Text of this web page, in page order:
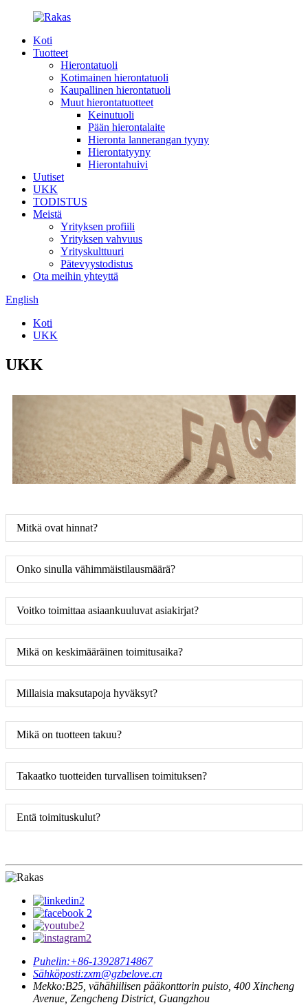
Koti
Tuotteet
Hierontatuoli
Kotimainen hierontatuoli
Kaupallinen hierontatuoli
Muut hierontatuotteet
Keinutuoli
Pään hierontalaite
Hieronta lannerangan tyyny
Hierontatyyny
Hierontahuivi
Uutiset
UKK
TODISTUS
Meistä
Yrityksen profiili
Yrityksen vahvuus
Yrityskulttuuri
Pätevyystodistus
Ota meihin yhteyttä
English
Koti
UKK
UKK
Mitkä ovat hinnat?
Onko sinulla vähimmäistilausmäärä?
Voitko toimittaa asiaankuuluvat asiakirjat?
Mikä on keskimääräinen toimitusaika?
Millaisia ​​maksutapoja hyväksyt?
Mikä on tuotteen takuu?
Takaatko tuotteiden turvallisen toimituksen?
Entä toimituskulut?
Puhelin:+86-13928714867
Sähköposti:zxm@gzbelove.cn
Mekko:B25, vähähiilisen pääkonttorin puisto, 400 Xincheng
Avenue, Zengcheng District, Guangzhou